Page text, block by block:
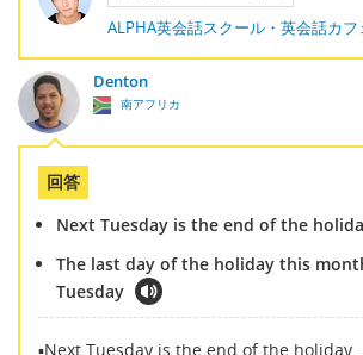
ALPHA英会話スクール・英会話カフ
Denton
南アフリカ
回答
Next Tuesday is the end of the
The last day of the holiday this
Tuesday
▪Next Tuesday is the end of the holiday.